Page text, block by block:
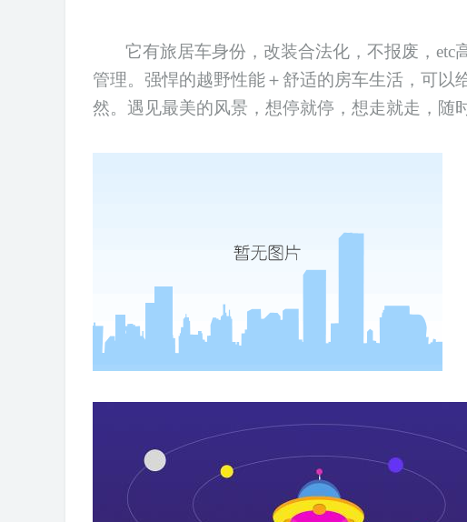
它有旅居车身份，改装合法化，不报废，
管理。强悍的越野性能＋舒适的房车生活，可以
然。遇见最美的风景，想停就停，想走就走，随